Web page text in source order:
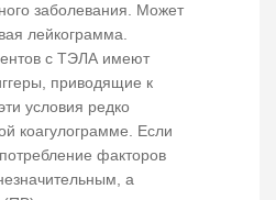
заболевания. Может
лейкограмма.
с ТЭЛА имеют
приводящие к
условия редко
коагулограмме. Если
факторов
а